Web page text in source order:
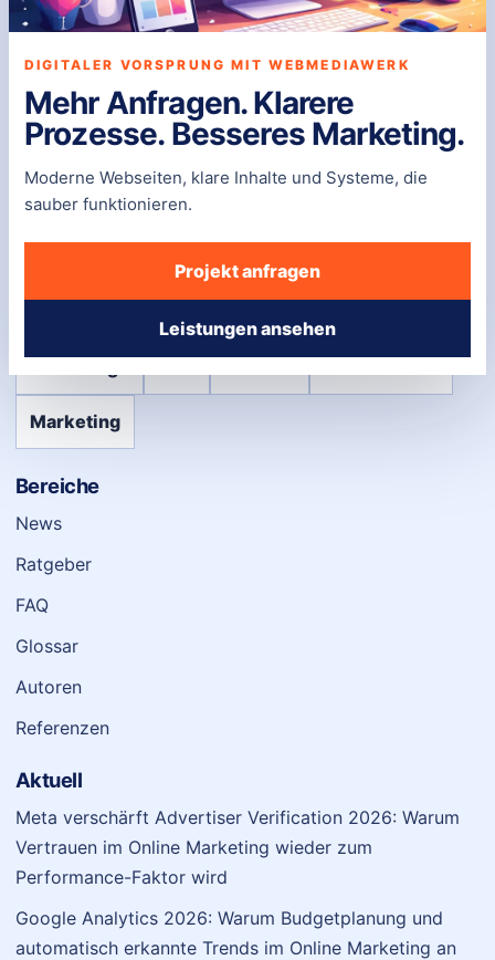
DIGITALE PRÄSENZ
WebmediaWerk
WebmediaWerk entwickelt individuelle Websites und
Systeme, die funktionieren, skalieren und Ergebnisse
bringen – ohne Baukasten, ohne Kompromisse, exakt
auf Ihre Anforderungen zugeschnitten.
Telefon: 0800-7551506
info@webmediawerk.com
Adresse: Friedrichstraße 123, 10117 Berlin
Marketing
Bereiche
News
Ratgeber
FAQ
Glossar
Autoren
Referenzen
Aktuell
Meta verschärft Advertiser Verification 2026: Warum
Vertrauen im Online Marketing wieder zum
Performance-Faktor wird
Google Analytics 2026: Warum Budgetplanung und
automatisch erkannte Trends im Online Marketing an
DIGITALER VORSPRUNG MIT WEBMEDIAWERK
Mehr Anfragen. Klarere
Prozesse. Besseres Marketing.
Moderne Webseiten, klare Inhalte und Systeme, die
sauber funktionieren.
Projekt anfragen
Leistungen ansehen